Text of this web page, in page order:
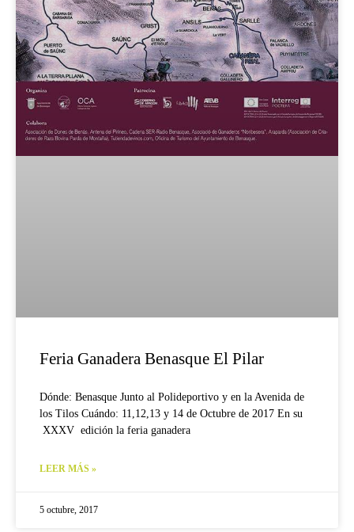
Feria Ganadera Benasque El Pilar
Dónde: Benasque Junto al Polideportivo y en la Avenida de
los Tilos Cuándo: 11,12,13 y 14 de Octubre de 2017 En su
XXXV edición la feria ganadera
LEER MÁS »
5 octubre, 2017